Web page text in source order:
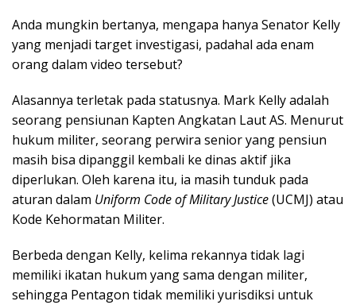
Anda mungkin bertanya, mengapa hanya Senator Kelly
yang menjadi target investigasi, padahal ada enam
orang dalam video tersebut?
Alasannya terletak pada statusnya. Mark Kelly adalah
seorang pensiunan Kapten Angkatan Laut AS. Menurut
hukum militer, seorang perwira senior yang pensiun
masih bisa dipanggil kembali ke dinas aktif jika
diperlukan. Oleh karena itu, ia masih tunduk pada
aturan dalam Uniform Code of Military Justice(UCMJ) atau
Kode Kehormatan Militer.
Berbeda dengan Kelly, kelima rekannya tidak lagi
memiliki ikatan hukum yang sama dengan militer,
sehingga Pentagon tidak memiliki yurisdiksi untuk